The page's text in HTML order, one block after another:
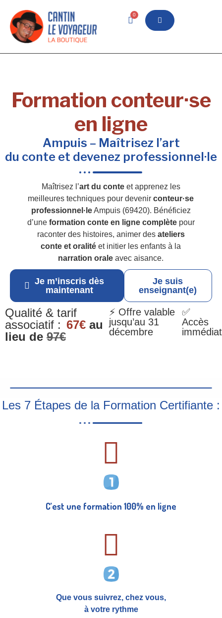
0
Formation conteur·se
en ligne
Ampuis – Maîtrisez l’art
du conte et devenez professionnel·le
Maîtrisez l’art du conteet apprenez les
meilleures techniques pour devenirconteur·se
professionnel·leAmpuis (69420). Bénéficiez
d’une formation conte en ligne complètepour
raconter des histoires, animer des ateliers
conte et oralité et initier les enfants à la
narration orale avec aisance.
Je m’inscris dès
maintenant
Je suis
enseignant(e)
Qualité & tarif
associatif : 67€ au
lieu de 97€
⚡ Offre valable
jusqu’au 31
décembre
✅
Accès
immédiat
Les 7 Étapes de la Formation Certifiante :
C’est une formation 100% en ligne
Que vous suivrez, chez vous,
à votre rythme